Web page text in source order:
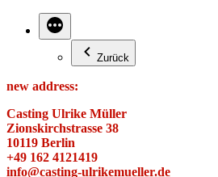
Zurück
new address:
Casting Ulrike Müller
Zionskirchstrasse 38
10119 Berlin
+49 162 4121419
info@casting-ulrikemueller.de